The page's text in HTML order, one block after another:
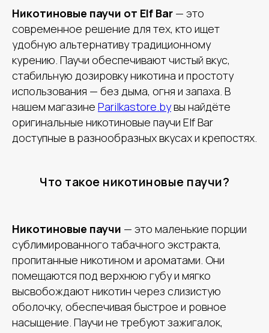
Никотиновые паучи от Elf Bar — это
современное решение для тех, кто ищет
удобную альтернативу традиционному
курению. Паучи обеспечивают чистый вкус,
стабильную дозировку никотина и простоту
использования — без дыма, огня и запаха. В
нашем магазине Parilkastore.byвы найдёте
оригинальные никотиновые паучи Elf Bar
доступные в разнообразных вкусах и крепостях.
Что такое никотиновые паучи?
Никотиновые паучи — это маленькие порции
сублимированного табачного экстракта,
пропитанные никотином и ароматами. Они
помещаются под верхнюю губу и мягко
высвобождают никотин через слизистую
оболочку, обеспечивая быстрое и ровное
насыщение. Паучи не требуют зажигалок,